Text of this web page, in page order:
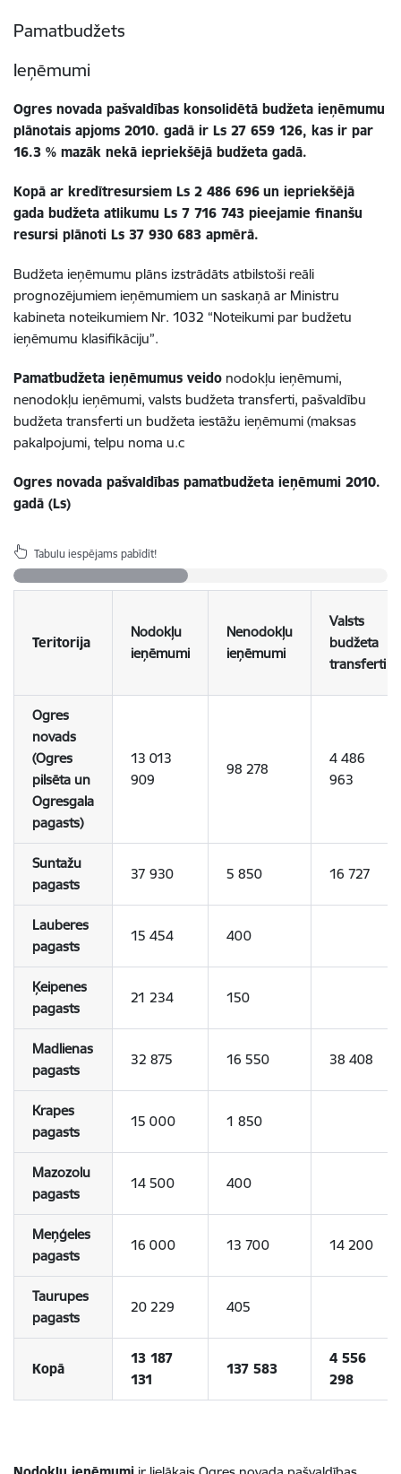
Pamatbudžets
Ieņēmumi
Ogres novada pašvaldības konsolidētā budžeta ieņēmumu
plānotais apjoms 2010. gadā ir Ls 27 659 126, kas ir par
16.3 % mazāk nekā iepriekšējā budžeta gadā.
Kopā ar kredītresursiem Ls 2 486 696 un iepriekšējā
gada budžeta atlikumu Ls 7 716 743 pieejamie finanšu
resursi plānoti Ls 37 930 683 apmērā.
Budžeta ieņēmumu plāns izstrādāts atbilstoši reāli
prognozējumiem ieņēmumiem un saskaņā ar Ministru
kabineta noteikumiem Nr. 1032 “Noteikumi par budžetu
ieņēmumu klasifikāciju”.
Pamatbudžeta ieņēmumus veido nodokļu ieņēmumi,
nenodokļu ieņēmumi, valsts budžeta transferti, pašvaldību
budžeta transferti un budžeta iestāžu ieņēmumi (maksas
pakalpojumi, telpu noma u.c
Ogres novada pašvaldības pamatbudžeta ieņēmumi 2010.
gadā (Ls)
Tabulu iespējams pabīdīt!
Teritorija
Nodokļu
ieņēmumi
Nenodokļu
ieņēmumi
Valsts
budžeta
transferti
Ogres
novads
(Ogres
pilsēta un
Ogresgala
pagasts)
13 013
909
98 278
4 486
963
Suntažu
pagasts
37 930 5 850 16 727
Lauberes
pagasts
15 454 400
Ķeipenes
pagasts
21 234 150
Madlienas
pagasts
32 875 16 550 38 408
Krapes
pagasts
15 000 1 850
Mazozolu
pagasts
14 500 400
Meņģeles
pagasts
16 000 13 700 14 200
Taurupes
pagasts
20 229 405
Kopā
13 187
131
137 583
4 556
298